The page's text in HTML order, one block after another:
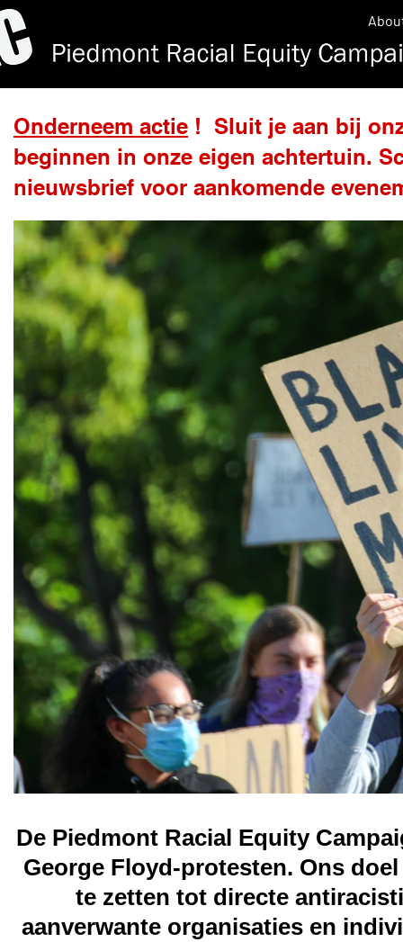
Onderneem actie ! Sluit je aan bij
beginnen in onze eigen achtertuin.
nieuwsbrief voor aankomende
De Piedmont Racial Equity
George Floyd-protesten. Ons
te zetten tot directe
aanverwante organisaties en